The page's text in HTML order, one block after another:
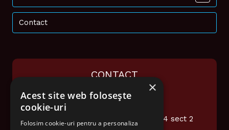
Contact
CONTACT
0374 948 076
office@audiotech.ro
Str. Popa Soare Nr 16 et.2 Ap4 sect 2
×
Acest site web folosește
cookie-uri
Folosim cookie-uri pentru a personaliza